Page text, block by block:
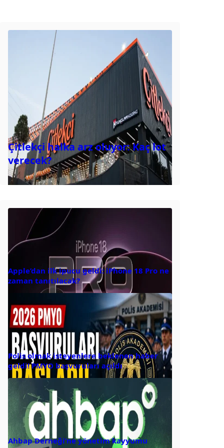
Çitlekçi halka arz oluyor: Kaç lot
verecek?
Apple’dan ilk ipucu geldi: iPhone 18 Pro ne
zaman tanıtılacak?
Polis olmak isteyenlere beklenen haber
geldi! PMYO başvuruları açıldı
Ahbap Derneği’ne yönetim kayyumu